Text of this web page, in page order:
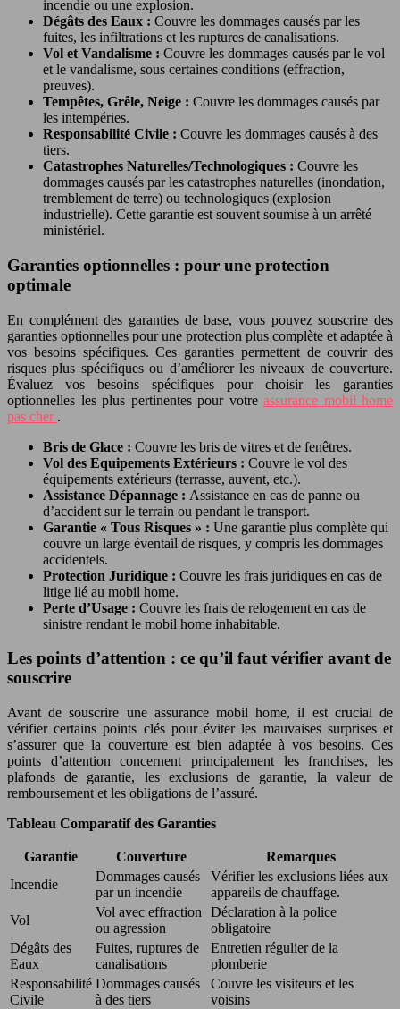
incendie ou une explosion.
Dégâts des Eaux : Couvre les dommages causés par les
fuites, les infiltrations et les ruptures de canalisations.
Vol et Vandalisme : Couvre les dommages causés par le vol
et le vandalisme, sous certaines conditions (effraction,
preuves).
Tempêtes, Grêle, Neige : Couvre les dommages causés par
les intempéries.
Responsabilité Civile : Couvre les dommages causés à des
tiers.
Catastrophes Naturelles/Technologiques : Couvre les
dommages causés par les catastrophes naturelles (inondation,
tremblement de terre) ou technologiques (explosion
industrielle). Cette garantie est souvent soumise à un arrêté
ministériel.
Garanties optionnelles : pour une protection
optimale
En complément des garanties de base, vous pouvez souscrire des
garanties optionnelles pour une protection plus complète et adaptée à
vos besoins spécifiques. Ces garanties permettent de couvrir des
risques plus spécifiques ou d’améliorer les niveaux de couverture.
Évaluez vos besoins spécifiques pour choisir les garanties
optionnelles les plus pertinentes pour votre assurance mobil home
pas cher .
Bris de Glace : Couvre les bris de vitres et de fenêtres.
Vol des Equipements Extérieurs : Couvre le vol des
équipements extérieurs (terrasse, auvent, etc.).
Assistance Dépannage : Assistance en cas de panne ou
d’accident sur le terrain ou pendant le transport.
Garantie « Tous Risques » : Une garantie plus complète qui
couvre un large éventail de risques, y compris les dommages
accidentels.
Protection Juridique : Couvre les frais juridiques en cas de
litige lié au mobil home.
Perte d’Usage : Couvre les frais de relogement en cas de
sinistre rendant le mobil home inhabitable.
Les points d’attention : ce qu’il faut vérifier avant de
souscrire
Avant de souscrire une assurance mobil home, il est crucial de
vérifier certains points clés pour éviter les mauvaises surprises et
s’assurer que la couverture est bien adaptée à vos besoins. Ces
points d’attention concernent principalement les franchises, les
plafonds de garantie, les exclusions de garantie, la valeur de
remboursement et les obligations de l’assuré.
Tableau Comparatif des Garanties
Garantie Couverture
Remarques
Incendie
Dommages causés
par un incendie
Vérifier les exclusions liées aux
appareils de chauffage.
Vol
Vol avec effraction
ou agression
Déclaration à la police
obligatoire
Dégâts des
Eaux
Fuites, ruptures de
canalisations
Entretien régulier de la
plomberie
Responsabilité
Civile
Dommages causés
à des tiers
Couvre les visiteurs et les
voisins